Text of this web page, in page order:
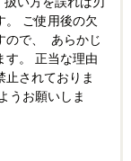
。 ご使用後の欠
ので、 あらかじ
す。 正当な理由
止されておりま
うお願いしま